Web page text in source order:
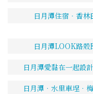
日月潭住宿‧香林
日月潭LOOK路殼
日月潭愛黏在一起設
日月潭．水里車埕．